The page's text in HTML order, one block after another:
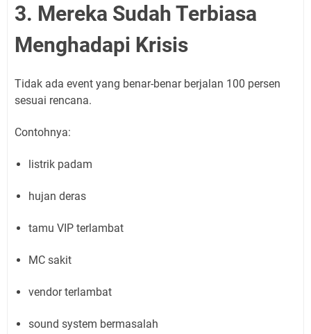
3. Mereka Sudah Terbiasa
Menghadapi Krisis
Tidak ada event yang benar-benar berjalan 100 persen
sesuai rencana.
Contohnya:
listrik padam
hujan deras
tamu VIP terlambat
MC sakit
vendor terlambat
sound system bermasalah